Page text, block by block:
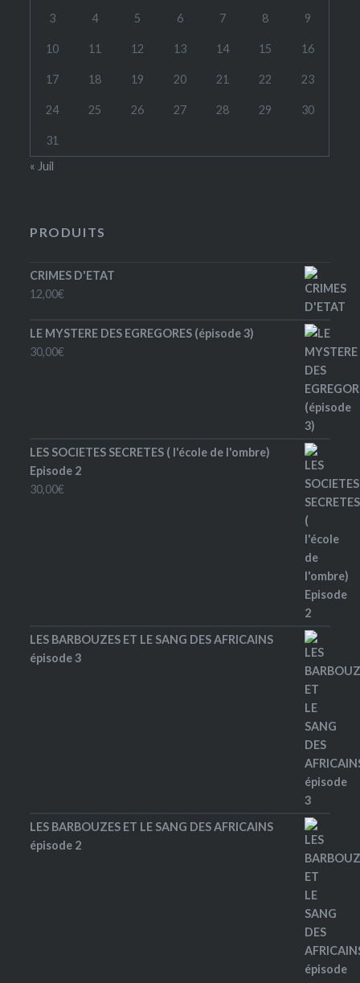
3 4 5 6 7 8 9
10 11 12 13 14 15 16
17 18 19 20 21 22 23
24 25 26 27 28 29 30
31
« Juil
PRODUITS
CRIMES D'ETAT
12,00€
LE MYSTERE DES EGREGORES (épisode 3)
30,00€
LES SOCIETES SECRETES ( l'école de l'ombre)
Episode 2
30,00€
LES BARBOUZES ET LE SANG DES AFRICAINS
épisode 3
LES BARBOUZES ET LE SANG DES AFRICAINS
épisode 2